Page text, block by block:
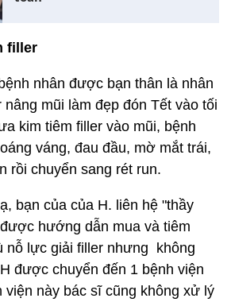
filler
nhân được bạn thân là nhân
mũi làm đẹp đón Tết vào tối
kim tiêm filler vào mũi, bệnh
váng, đau đầu, mờ mắt trái,
rồi chuyển sang rét run.
bạn của của H. liên hệ "thầy
hướng dẫn mua và tiêm
nỗ lực giải filler nhưng không
được chuyển đến 1 bệnh viện
viện này bác sĩ cũng không xử lý